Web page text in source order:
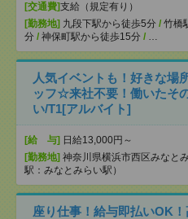
[交通費]支給（規定有り）
[勤務地] 九段下駅から徒歩5分 / 竹橋
分 / 神保町駅から徒歩15分 / …
人気イベントも！好きな場
ッフ☆来社不要！働いたそ
い/T1[アルバイト]
[給 与] 日給13,000円～
[勤務地] 神奈川県横浜市西区みなと
駅：みなとみらい駅）
座り仕事！給与即払いOK